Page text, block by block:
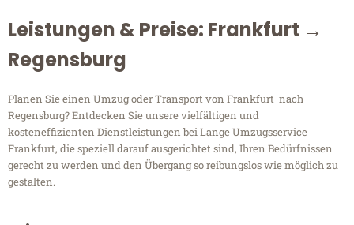
Leistungen & Preise: Frankfurt →
Regensburg
Planen Sie einen Umzug oder Transport von Frankfurt nach
Regensburg? Entdecken Sie unsere vielfältigen und
kosteneffizienten Dienstleistungen bei Lange Umzugsservice
Frankfurt, die speziell darauf ausgerichtet sind, Ihren Bedürfnissen
gerecht zu werden und den Übergang so reibungslos wie möglich zu
gestalten.